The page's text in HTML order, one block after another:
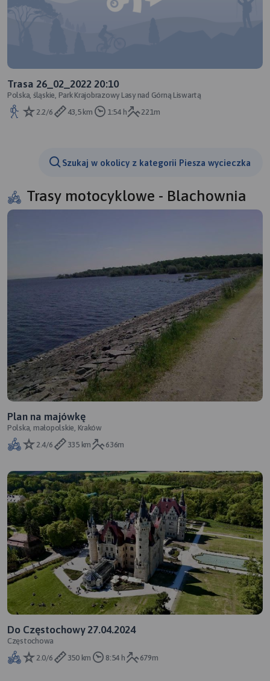
Trasa 26_02_2022 20:10
Polska, śląskie, Park Krajobrazowy Lasy nad Górną Liswartą
2.2/6
43,5 km 1:54 h 221m
Szukaj w okolicy z kategorii Piesza wycieczka
Trasy motocyklowe - Blachownia
Plan na majówkę
Polska, małopolskie, Kraków
2.4/6
335 km 636m
Do Częstochowy 27.04.2024
Częstochowa
2.0/6
350 km 8:54 h 679m